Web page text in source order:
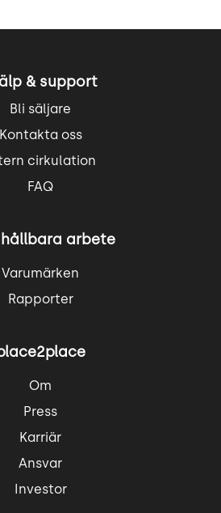
& support
Bli säljare
Kontakta oss
cirkulation
FAQ
arbete
Varumärken
Rapporter
Om
Press
Karriär
Ansvar
Investor